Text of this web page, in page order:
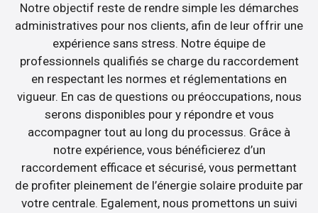
Notre objectif reste de rendre simple les démarches
administratives pour nos clients, afin de leur offrir une
expérience sans stress. Notre équipe de
professionnels qualifiés se charge du raccordement
en respectant les normes et réglementations en
vigueur. En cas de questions ou préoccupations, nous
serons disponibles pour y répondre et vous
accompagner tout au long du processus. Grâce à
notre expérience, vous bénéficierez d’un
raccordement efficace et sécurisé, vous permettant
de profiter pleinement de l’énergie solaire produite par
votre centrale. Egalement, nous promettons un suivi